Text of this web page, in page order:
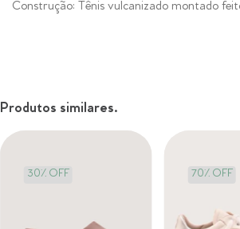
Construção: Tênis vulcanizado montado
Produtos similares.
30% OFF 70% OFF